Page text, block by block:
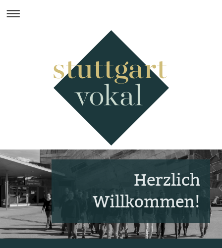
Herzlich
Willkommen!